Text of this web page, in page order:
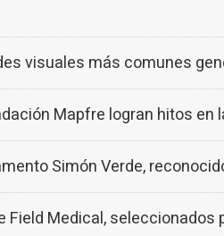
visuales más comunes
Mapfre logran hitos
Simón Verde,
Field Medical,